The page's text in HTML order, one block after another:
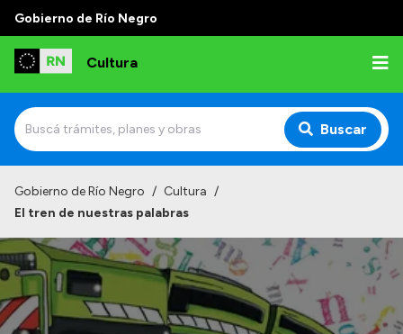
Gobierno de Río Negro
Cultura
Buscar
Funciones
Autoridades
Delegaciones
Gobierno de Río Negro / Cultura /
El tren de nuestras palabras